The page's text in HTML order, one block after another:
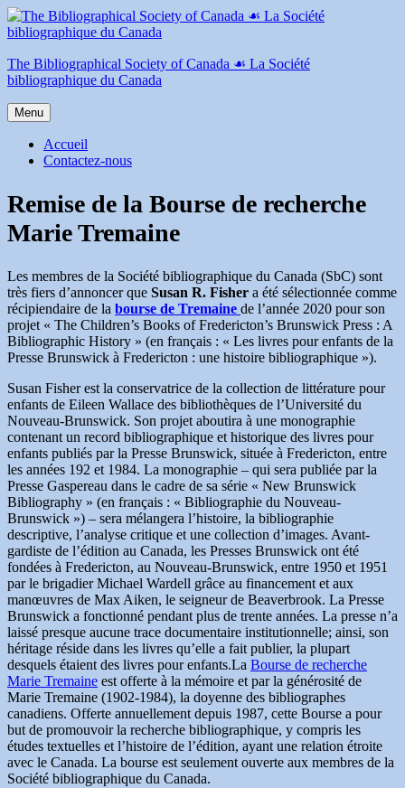
Aller
au
The Bibliographical Society of Canada ☙ La Société
bibliographique du Canada
Menu
Accueil
Contactez-nous
Remise de la Bourse de recherche
Marie Tremaine
Les membres de la Société bibliographique du Canada (SbC) sont
très fiers d’annoncer que Susan R. Fisher a été sélectionnée comme
récipiendaire de la bourse de Tremaine de l’année 2020 pour son
projet « The Children’s Books of Fredericton’s Brunswick Press : A
Bibliographic History » (en français : « Les livres pour enfants de la
Presse Brunswick à Fredericton : une histoire bibliographique »).
Susan Fisher est la conservatrice de la collection de littérature pour
enfants de Eileen Wallace des bibliothèques de l’Université du
Nouveau-Brunswick. Son projet aboutira à une monographie
contenant un record bibliographique et historique des livres pour
enfants publiés par la Presse Brunswick, située à Fredericton, entre
les années 192 et 1984. La monographie – qui sera publiée par la
Presse Gaspereau dans le cadre de sa série « New Brunswick
Bibliography » (en français : « Bibliographie du Nouveau-
Brunswick ») – sera mélangera l’histoire, la bibliographie
descriptive, l’analyse critique et une collection d’images. Avant-
gardiste de l’édition au Canada, les Presses Brunswick ont été
fondées à Fredericton, au Nouveau-Brunswick, entre 1950 et 1951
par le brigadier Michael Wardell grâce au financement et aux
manœuvres de Max Aiken, le seigneur de Beaverbrook. La Presse
Brunswick a fonctionné pendant plus de trente années. La presse n’a
laissé presque aucune trace documentaire institutionnelle; ainsi, son
héritage réside dans les livres qu’elle a fait publier, la plupart
desquels étaient des livres pour enfants.La Bourse de recherche
Marie Tremaine est offerte à la mémoire et par la générosité de
Marie Tremaine (1902-1984), la doyenne des bibliographes
canadiens. Offerte annuellement depuis 1987, cette Bourse a pour
but de promouvoir la recherche bibliographique, y compris les
études textuelles et l’histoire de l’édition, ayant une relation étroite
avec le Canada. La bourse est seulement ouverte aux membres de la
Société bibliographique du Canada.